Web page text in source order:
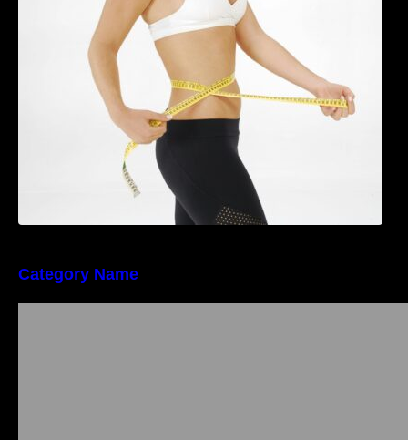
în greutate de până la 22,6% la femei în
perioada menopauzei și reduce la jumătate
riscul de migrene
Category Name